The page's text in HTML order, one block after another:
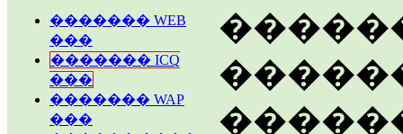
������� WEB
���
������� ICQ
���
������� WAP
���